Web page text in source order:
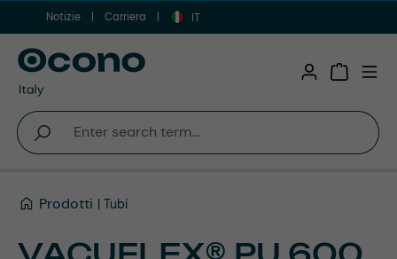
Vai al contenuto principale
Notizie Carriera IT
Prodotti Tubi